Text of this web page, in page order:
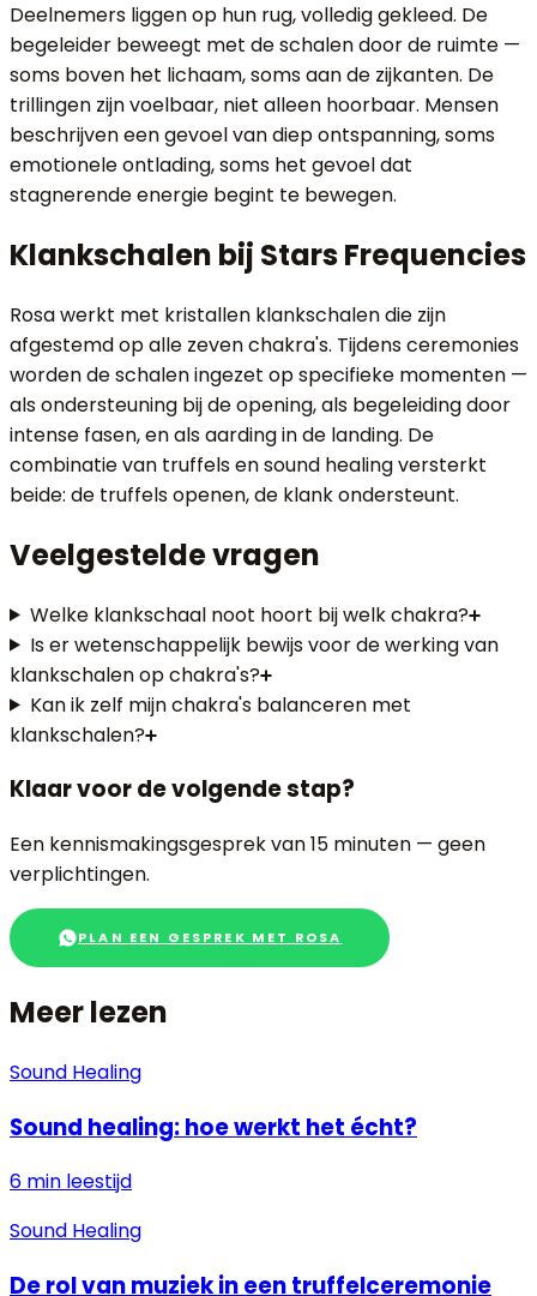
Deelnemers liggen op hun rug, volledig gekleed. De
begeleider beweegt met de schalen door de ruimte —
soms boven het lichaam, soms aan de zijkanten. De
trillingen zijn voelbaar, niet alleen hoorbaar. Mensen
beschrijven een gevoel van diep ontspanning, soms
emotionele ontlading, soms het gevoel dat
stagnerende energie begint te bewegen.
Klankschalen bij Stars Frequencies
Rosa werkt met kristallen klankschalen die zijn
afgestemd op alle zeven chakra's. Tijdens ceremonies
worden de schalen ingezet op specifieke momenten —
als ondersteuning bij de opening, als begeleiding door
intense fasen, en als aarding in de landing. De
combinatie van truffels en sound healing versterkt
beide: de truffels openen, de klank ondersteunt.
Veelgestelde vragen
Welke klankschaal noot hoort bij welk chakra?
Is er wetenschappelijk bewijs voor de werking van
klankschalen op chakra's?
Kan ik zelf mijn chakra's balanceren met
klankschalen?
Klaar voor de volgende stap?
Een kennismakingsgesprek van 15 minuten — geen
verplichtingen.
PLAN EEN GESPREK MET ROSA
Meer lezen
Sound Healing
Sound healing: hoe werkt het écht?
6 min leestijd
Sound Healing
De rol van muziek in een truffelceremonie